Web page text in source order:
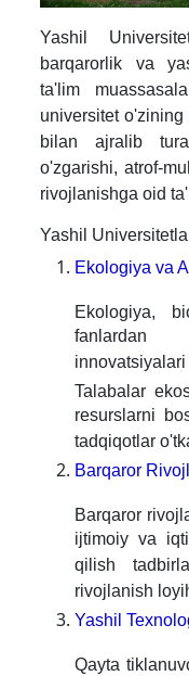
Yashil
barqarorlik va
ta'lim
universitet
bilan ajralib
o'zgarishi, atrof-
rivojlanishga oid
Yashil
Ekologiya va
Ekologiya,
fanlardan
Talabalar
resurslarni
tadqiqotlar
Barqaror
Barqaror
ijtimoiy va
qilish
rivojlanish
Yashil
Qayta